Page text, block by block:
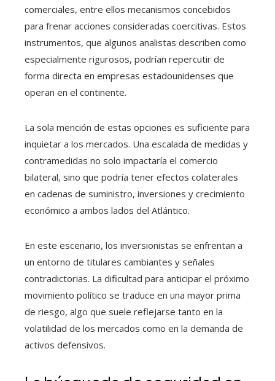
comerciales, entre ellos mecanismos concebidos
para frenar acciones consideradas coercitivas. Estos
instrumentos, que algunos analistas describen como
especialmente rigurosos, podrían repercutir de
forma directa en empresas estadounidenses que
operan en el continente.
La sola mención de estas opciones es suficiente para
inquietar a los mercados. Una escalada de medidas y
contramedidas no solo impactaría el comercio
bilateral, sino que podría tener efectos colaterales
en cadenas de suministro, inversiones y crecimiento
económico a ambos lados del Atlántico.
En este escenario, los inversionistas se enfrentan a
un entorno de titulares cambiantes y señales
contradictorias. La dificultad para anticipar el próximo
movimiento político se traduce en una mayor prima
de riesgo, algo que suele reflejarse tanto en la
volatilidad de los mercados como en la demanda de
activos defensivos.